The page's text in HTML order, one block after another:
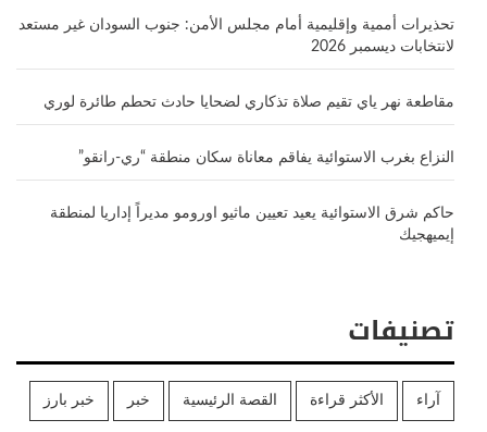
تحذيرات أممية وإقليمية أمام مجلس الأمن: جنوب السودان غير مستعد
لانتخابات ديسمبر 2026
مقاطعة نهر ياي تقيم صلاة تذكاري لضحايا حادث تحطم طائرة لوري
النزاع بغرب الاستوائية يفاقم معاناة سكان منطقة “ري-رانقو”
حاكم شرق الاستوائية يعيد تعيين ماثيو اورومو مديراً إداريا لمنطقة
إيميهجيك
تصنيفات
آراء الأكثر قراءة القصة الرئيسية خبر خبر بارز